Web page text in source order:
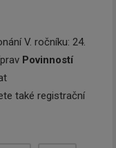
V. ročníku: 24.
Povinností
také registrační